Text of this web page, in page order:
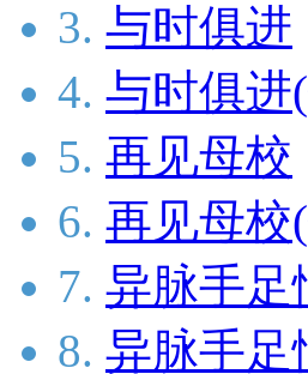
3. 与时俱进
4. 与时俱进
5. 再见母校
6. 再见母校
7. 异脉手足
8. 异脉手足